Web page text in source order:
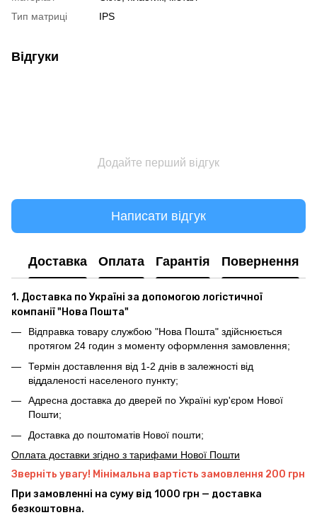
Тип матриці
IPS
Відгуки
Додайте перший відгук
Написати відгук
Доставка Оплата Гарантія Повернення
1. Доставка по Україні за допомогою логістичної
компанії "Нова Пошта"
Відправка товару службою "Нова Пошта" здійснюється
протягом 24 годин з моменту оформлення замовлення;
Термін доставлення від 1-2 днів в залежності від
віддаленості населеного пункту;
Адресна доставка до дверей по Україні кур'єром Нової
Пошти;
Доставка до поштоматів Нової пошти;
Оплата доставки згідно з тарифами Нової Пошти
Зверніть увагу! Мінімальна вартість замовлення 200 грн
При замовленні на суму від 1000 грн — доставка
безкоштовна.